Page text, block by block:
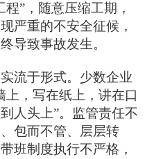
”，随意压缩工期，
严重的不安全征候，
导致事故发生。
于形式。少数企业
上，写在纸上，讲在口
人头上”。监管责任不
包而不管、层层转
班制度执行不严格，